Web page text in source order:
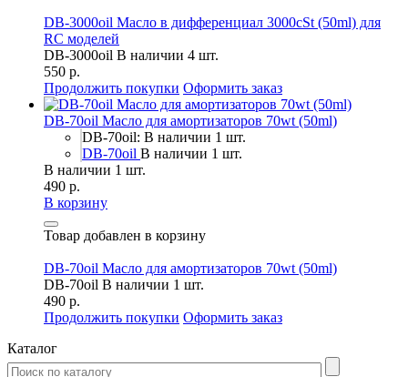
DB-3000oil Масло в дифференциал 3000cSt (50ml) для
RC моделей
DB-3000oil В наличии 4 шт.
550 р.
Продолжить покупки Оформить заказ
DB-70oil Масло для амортизаторов 70wt (50ml)
DB-70oil: В наличии 1 шт.
DB-70oil В наличии 1 шт.
В наличии 1 шт.
490 р.
В корзину
Товар добавлен в корзину
DB-70oil Масло для амортизаторов 70wt (50ml)
DB-70oil В наличии 1 шт.
490 р.
Продолжить покупки Оформить заказ
Каталог